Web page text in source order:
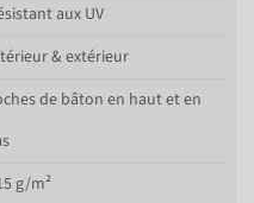
aux UV
& extérieur
de bâton en haut et en
g/m²